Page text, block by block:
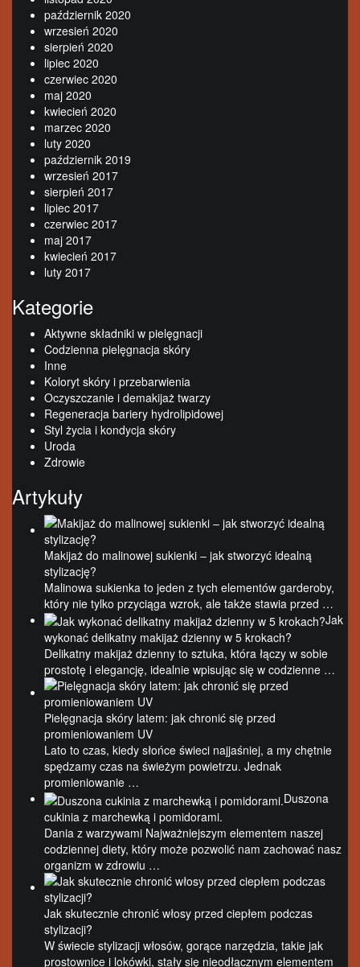
październik 2020
wrzesień 2020
sierpień 2020
lipiec 2020
czerwiec 2020
maj 2020
kwiecień 2020
marzec 2020
luty 2020
październik 2019
wrzesień 2017
sierpień 2017
lipiec 2017
czerwiec 2017
maj 2017
kwiecień 2017
luty 2017
Kategorie
Aktywne składniki w pielęgnacji
Codzienna pielęgnacja skóry
Inne
Koloryt skóry i przebarwienia
Oczyszczanie i demakijaż twarzy
Regeneracja bariery hydrolipidowej
Styl życia i kondycja skóry
Uroda
Zdrowie
Artykuły
Makijaż do malinowej sukienki – jak stworzyć idealną
stylizację?
Malinowa sukienka to jeden z tych elementów garderoby,
który nie tylko przyciąga wzrok, ale także stawia przed …
Jak
wykonać delikatny makijaż dzienny w 5 krokach?
Delikatny makijaż dzienny to sztuka, która łączy w sobie
prostotę i elegancję, idealnie wpisując się w codzienne …
Pielęgnacja skóry latem: jak chronić się przed
promieniowaniem UV
Lato to czas, kiedy słońce świeci najjaśniej, a my chętnie
spędzamy czas na świeżym powietrzu. Jednak
promieniowanie …
Duszona
cukinia z marchewką i pomidorami.
Dania z warzywami Najważniejszym elementem naszej
codziennej diety, który może pozwolić nam zachować nasz
organizm w zdrowiu …
Jak skutecznie chronić włosy przed ciepłem podczas
stylizacji?
W świecie stylizacji włosów, gorące narzędzia, takie jak
prostownice i lokówki, stały się nieodłącznym elementem